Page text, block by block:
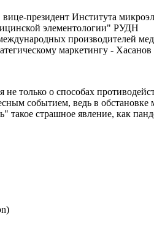
президент Института
элементологии" РУДН
производителей
маркетингу - Хасанов
не только о способах
событием, ведь в
такое страшное явление, как